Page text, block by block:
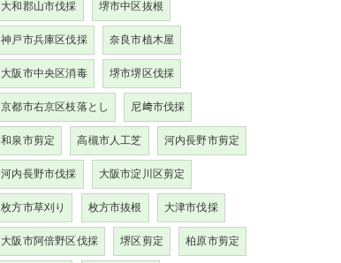
大和郡山市伐採 堺市中区抜根
神戸市兵庫区伐採 奈良市植木屋
大阪市中央区消毒 堺市堺区伐採
京都市右京区枝落とし 尼﨑市伐採
和泉市剪定 高槻市人工芝 河内長野市剪定
河内長野市伐採 大阪市淀川区剪定
枚方市草刈り 枚方市抜根 大津市伐採
大阪市阿倍野区伐採 堺区剪定 柏原市剪定